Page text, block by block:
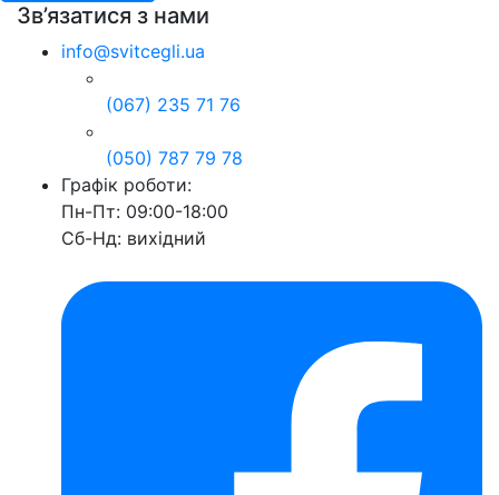
Зв’язатися з нами
info@svitcegli.ua
(067) 235 71 76
(050) 787 79 78
Графік роботи:
Пн-Пт: 09:00-18:00
Сб-Нд: вихідний